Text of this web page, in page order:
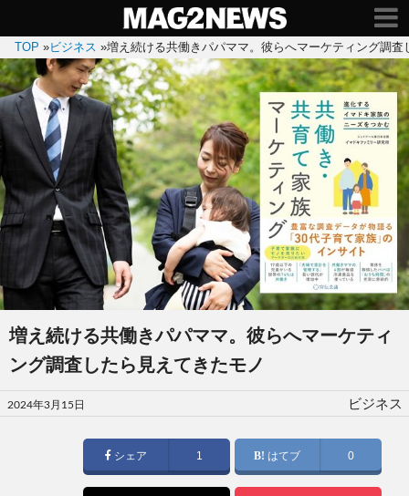
TOP »ビジネス »増え続ける共働きパパママ。彼らへマーケティング調査
増え続ける共働きパパママ。彼らへマーケティ
ング調査したら見えてきたモノ
投
稿
2024年3月15日 ビジネス
シェア 1 はてブ 0